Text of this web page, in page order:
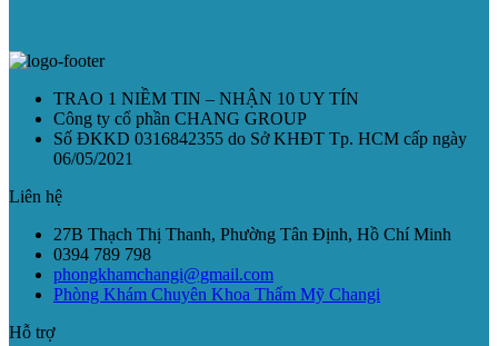
TRAO 1 NIỀM TIN – NHẬN 10 UY TÍN
Công ty cổ phần CHANG GROUP
Số ĐKKD 0316842355 do Sở KHĐT Tp. HCM cấp ngày
06/05/2021
Liên hệ
27B Thạch Thị Thanh, Phường Tân Định, Hồ Chí Minh
0394 789 798
phongkhamchangi@gmail.com
Phòng Khám Chuyên Khoa Thẩm Mỹ Changi
Hỗ trợ